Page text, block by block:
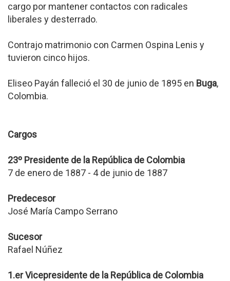
cargo por mantener contactos con radicales
liberales y desterrado.
Contrajo matrimonio con Carmen Ospina Lenis y
tuvieron cinco hijos.
Eliseo Payán falleció el 30 de junio de 1895 en Buga,
Colombia.
Cargos
23º Presidente de la República de Colombia
7 de enero de 1887 - 4 de junio de 1887
Predecesor
José María Campo Serrano
Sucesor
Rafael Núñez
1.er Vicepresidente de la República de Colombia